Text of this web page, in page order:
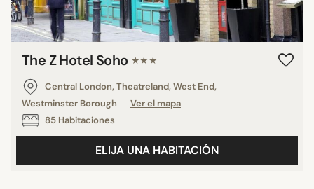
The Z Hotel Soho ★★★
Central London, Theatreland, West End,
Westminster Borough
Ver el mapa
85 Habitaciones
ELIJA UNA HABITACIÓN